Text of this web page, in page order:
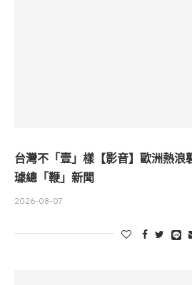
台灣不「壹」樣【影音】歐洲熱浪
璩總「鞭」新聞
2026-08-07